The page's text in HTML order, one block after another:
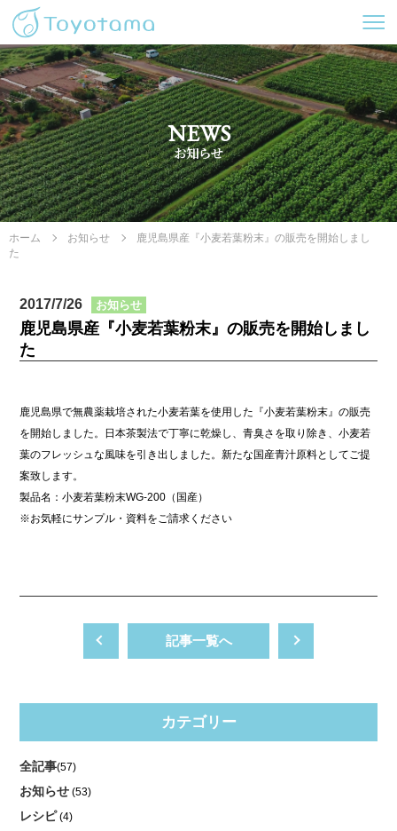
NEWS
ホーム お知らせ
鹿児島県産『小麦若葉粉末』の販売を開始しまし
た
2017/7/26 お知らせ
鹿児島県産『小麦若葉粉末』の販売を開始しまし
た
鹿児島県で無農薬栽培された小麦若葉を使用した『小麦若葉粉末』の販売
を開始しました。日本茶製法で丁寧に乾燥し、青臭さを取り除き、小麦若
葉のフレッシュな風味を引き出しました。新たな国産青汁原料としてご提
案致します。
製品名：小麦若葉粉末WG‐200（国産）
※お気軽にサンプル・資料をご請求ください
記事一覧へ
カテゴリー
全記事(57)
お知らせ (53)
レシピ(4)